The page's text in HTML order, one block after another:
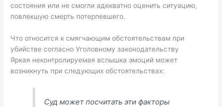
состояния или не смогли адекватно оценить ситуацию,
повлекшую смерть потерпевшего.
Что относится к смягчающим обстоятельствам при
убийстве согласно Уголовному законодательству
Яркая неконтролируемая вспышка эмоций может
возникнуть при следующих обстоятельствах:
Суд может посчитать эти факторы